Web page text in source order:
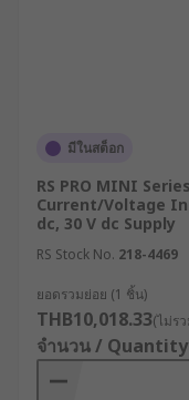
มีในสต็อก
RS PRO MINI
Current/Voltage
dc, 30 V dc Supply
RS Stock No. 218-4469
ยอดรวมย่อย (1 ชิ้น)
THB10,018.33(ไม่ร
จำนวน / Quantity